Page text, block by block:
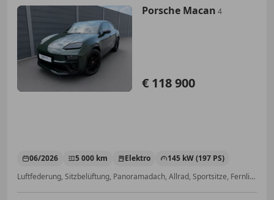
Porsche Macan 4
€ 118 900
06/2026 5 000 km Elektro
145 kW (197 PS)
Luftfederung, Sitzbelüftung, Panoramadach, Allrad, Sportsitze, Fernlichtassistent, Alarmanlage, ABS